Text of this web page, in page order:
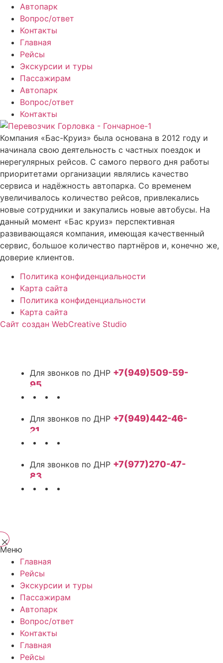
Автопарк
Вопрос/ответ
Контакты
Главная
Рейсы
Экскурсии и туры
Пассажирам
Автопарк
Вопрос/ответ
Контакты
Компания «Бас-Круиз» была основана в 2012 году и
начинала свою деятельность с частных поездок и
нерегулярных рейсов. С самого первого дня работы
приоритетами организации являлись качество
сервиса и надёжность автопарка. Со временем
увеличивалось количество рейсов, привлекались
новые сотрудники и закупались новые автобусы. На
данный момент «Бас круиз» перспективная
развивающаяся компания, имеющая качественный
сервис, большое количество партнёров и, конечно же,
доверие клиентов.
Политика конфиденциальности
Карта сайта
Политика конфиденциальности
Карта сайта
Сайт создан WebCreative Studio
+7(949)509-59-
95
+7(949)442-46-
21
+7(977)270-47-
83
Меню
Главная
Рейсы
Экскурсии и туры
Пассажирам
Автопарк
Вопрос/ответ
Контакты
Главная
Рейсы